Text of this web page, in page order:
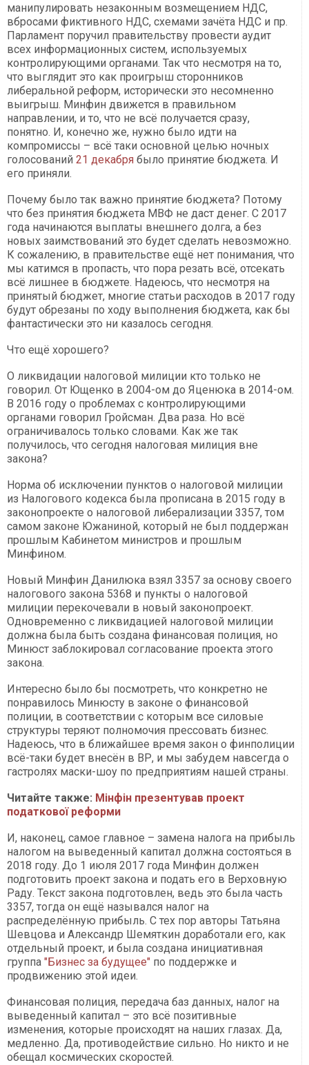
манипулировать незаконным возмещением НДС,
вбросами фиктивного НДС, схемами зачёта НДС и пр.
Парламент поручил правительству провести аудит
всех информационных систем, используемых
контролирующими органами. Так что несмотря на то,
что выглядит это как проигрыш сторонников
либеральной реформ, исторически это несомненно
выигрыш. Минфин движется в правильном
направлении, и то, что не всё получается сразу,
понятно. И, конечно же, нужно было идти на
компромиссы – всё таки основной целью ночных
голосований 21 декабря было принятие бюджета. И
его приняли.
Почему было так важно принятие бюджета? Потому
что без принятия бюджета МВФ не даст денег. С 2017
года начинаются выплаты внешнего долга, а без
новых заимствований это будет сделать невозможно.
К сожалению, в правительстве ещё нет понимания, что
мы катимся в пропасть, что пора резать всё, отсекать
всё лишнее в бюджете. Надеюсь, что несмотря на
принятый бюджет, многие статьи расходов в 2017 году
будут обрезаны по ходу выполнения бюджета, как бы
фантастически это ни казалось сегодня.
Что ещё хорошего?
О ликвидации налоговой милиции кто только не
говорил. От Ющенко в 2004-ом до Яценюка в 2014-ом.
В 2016 году о проблемах с контролирующими
органами говорил Гройсман. Два раза. Но всё
ограничивалось только словами. Как же так
получилось, что сегодня налоговая милиция вне
закона?
Норма об исключении пунктов о налоговой милиции
из Налогового кодекса была прописана в 2015 году в
законопроекте о налоговой либерализации 3357, том
самом законе Южаниной, который не был поддержан
прошлым Кабинетом министров и прошлым
Минфином.
Новый Минфин Данилюка взял 3357 за основу своего
налогового закона 5368 и пункты о налоговой
милиции перекочевали в новый законопроект.
Одновременно с ликвидацией налоговой милиции
должна была быть создана финансовая полиция, но
Минюст заблокировал согласование проекта этого
закона.
Интересно было бы посмотреть, что конкретно не
понравилось Минюсту в законе о финансовой
полиции, в соответствии с которым все силовые
структуры теряют полномочия прессовать бизнес.
Надеюсь, что в ближайшее время закон о финполиции
всё-таки будет внесён в ВР, и мы забудем навсегда о
гастролях маски-шоу по предприятиям нашей страны.
Читайте также: Мінфін презентував проект
податкової реформи
И, наконец, самое главное – замена налога на прибыль
налогом на выведенный капитал должна состояться в
2018 году. До 1 июля 2017 года Минфин должен
подготовить проект закона и подать его в Верховную
Раду. Текст закона подготовлен, ведь это была часть
3357, тогда он ещё назывался налог на
распределённую прибыль. С тех пор авторы Татьяна
Шевцова и Александр Шемяткин доработали его, как
отдельный проект, и была создана инициативная
группа "Бизнес за будущее" по поддержке и
продвижению этой идеи.
Финансовая полиция, передача баз данных, налог на
выведенный капитал – это всё позитивные
изменения, которые происходят на наших глазах. Да,
медленно. Да, противодействие сильно. Но никто и не
обещал космических скоростей.